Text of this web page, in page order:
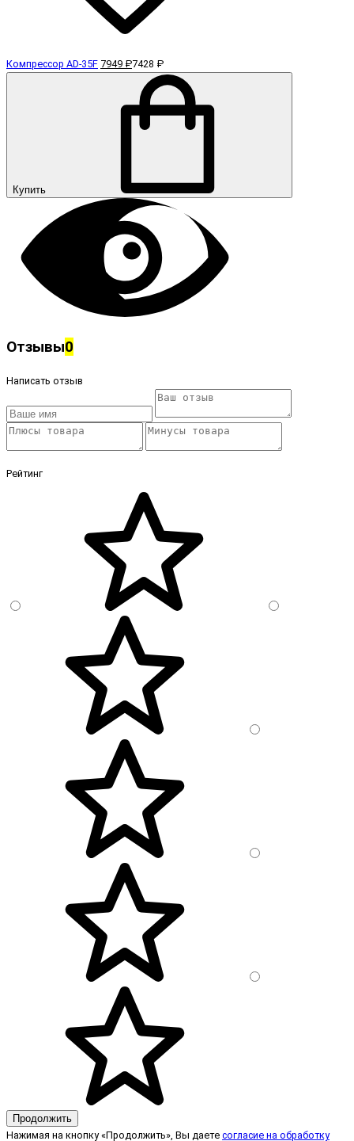
Компрессор AD-35F 7949 ₽7428 ₽
Купить
Отзывы0
Написать отзыв
Рейтинг
Продолжить
Нажимая на кнопку «Продолжить», Вы даете согласие на обработку